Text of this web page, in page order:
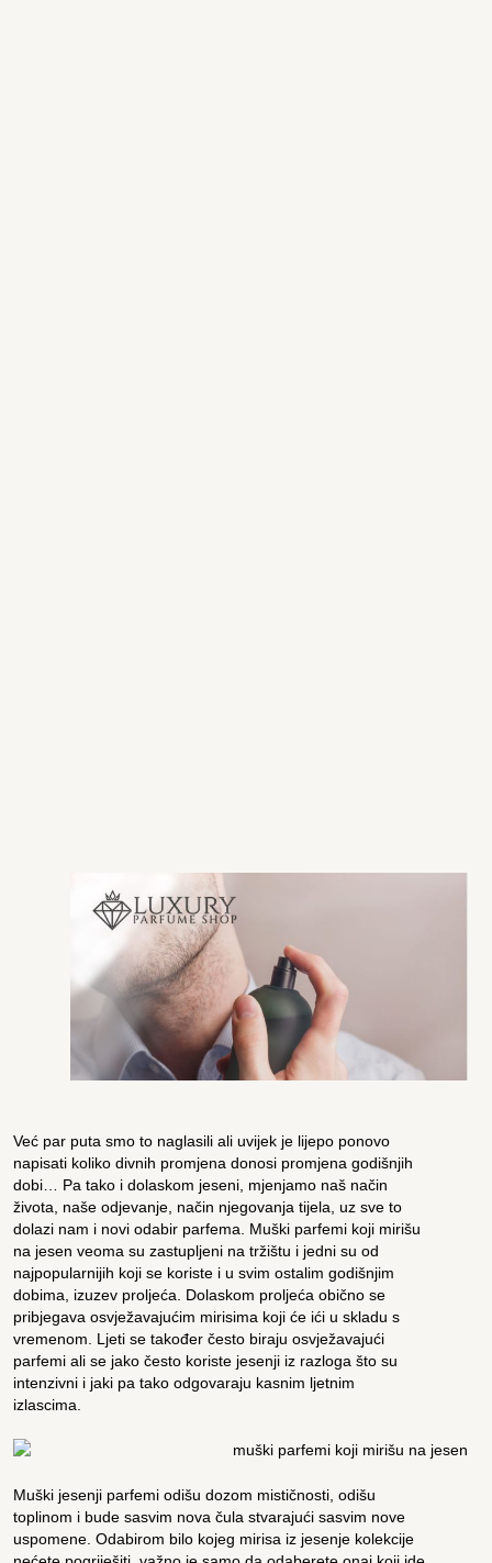
Već par puta smo to naglasili ali uvijek je lijepo ponovo
napisati koliko divnih promjena donosi promjena godišnjih
dobi… Pa tako i dolaskom jeseni, mjenjamo naš način
života, naše odjevanje, način njegovanja tijela, uz sve to
dolazi nam i novi odabir parfema. Muški parfemi koji mirišu
na jesen veoma su zastupljeni na tržištu i jedni su od
najpopularnijih koji se koriste i u svim ostalim godišnjim
dobima, izuzev proljeća. Dolaskom proljeća obično se
pribjegava osvježavajućim mirisima koji će ići u skladu s
vremenom. Ljeti se također često biraju osvježavajući
parfemi ali se jako često koriste jesenji iz razloga što su
intenzivni i jaki pa tako odgovaraju kasnim ljetnim
izlascima.
Muški jesenji parfemi odišu dozom mističnosti, odišu
toplinom i bude sasvim nova čula stvarajući sasvim nove
uspomene. Odabirom bilo kojeg mirisa iz jesenje kolekcije